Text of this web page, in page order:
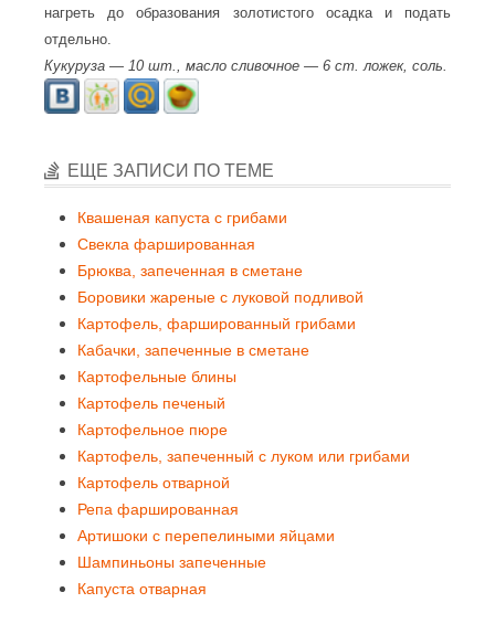
нагреть до образования золотистого осадка и подать
отдельно.
Кукуруза — 10 шт., масло сливочное — 6 ст. ложек, соль.
ЕЩЕ ЗАПИСИ ПО ТЕМЕ
Квашеная капуста с грибами
Свекла фаршированная
Брюква, запеченная в сметане
Боровики жареные с луковой подливой
Картофель, фаршированный грибами
Кабачки, запеченные в сметане
Картофельные блины
Картофель печеный
Картофельное пюре
Картофель, запеченный с луком или грибами
Картофель отварной
Репа фаршированная
Артишоки с перепелиными яйцами
Шампиньоны запеченные
Капуста отварная